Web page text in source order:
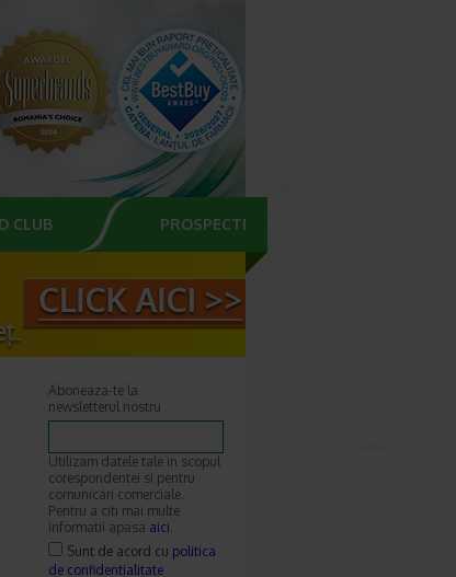
CLUB PROSPECTE
Aboneaza-te la
newsletterul nostru
Utilizam datele tale in scopul
corespondentei si pentru
comunicari comerciale.
Pentru a citi mai multe
informatii apasa aici.
Sunt de acord cu politica
de confidentialitate